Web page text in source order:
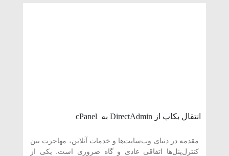
انتقال بکاپ از DirectAdmin به cPanel
مقدمه در دنیای وب‌سایت‌ها و خدمات آنلاین، مهاجرت بین
کنترل‌پنل‌ها اتفاقی عادی و گاه ضروری است. یکی از